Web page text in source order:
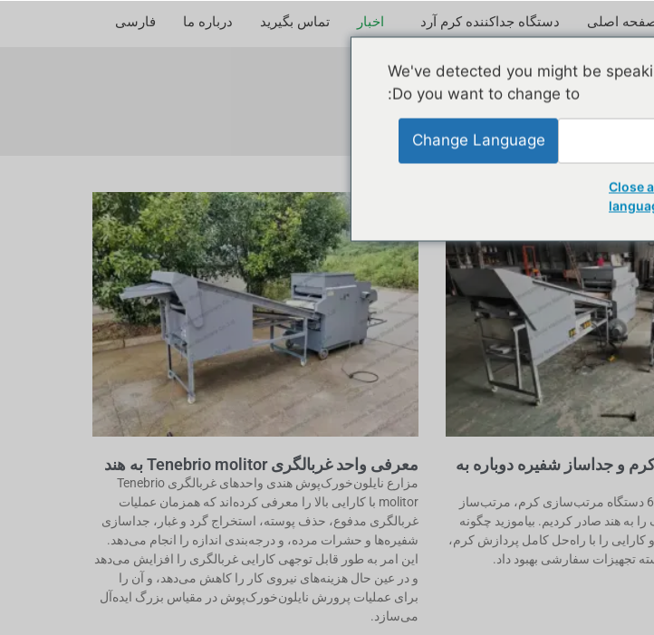
اصلی دستگاه جداکننده کرم آرد اخبار تماس بگیرید درباره ما فارسی
و جداساز شفیره دوباره به
در سال 2026، ما نسل 6 دستگاه مرتب‌سازی کرم، مرتب‌ساز
به هند صادر کردیم. بیاموزید چگونه
را با راه‌حل کامل پردازش کرم،
تجهیزات سفارشی بهبود داد.
معرفی واحد غربالگری Tenebrio molitor به هند
مزارع نایلون‌خورک‌پوش هندی واحدهای غربالگری Tenebrio
molitor با کارایی بالا را معرفی کرده‌اند که همزمان عملیات
غربالگری مدفوع، حذف پوسته، استخراج گرد و غبار، جداسازی
شفیره‌ها و حشرات مرده، و درجه‌بندی اندازه را انجام می‌دهد.
این امر به طور قابل توجهی کارایی غربالگری را افزایش می‌دهد
و در عین حال هزینه‌های نیروی کار را کاهش می‌دهد، و آن را
برای عملیات پرورش نایلون‌خورک‌پوش در مقیاس بزرگ ایده‌آل
می‌سازد.
We've detected you might be
Do you want to change to:
Change Language
Close